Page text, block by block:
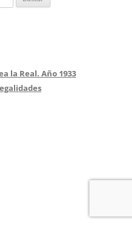
la Real. Año 1933